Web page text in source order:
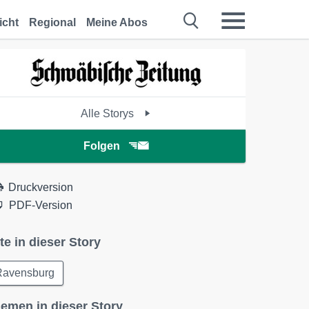
Regional Meine Abos
Alle Storys
Folgen
Druckversion
PDF-Version
in dieser Story
in dieser Story